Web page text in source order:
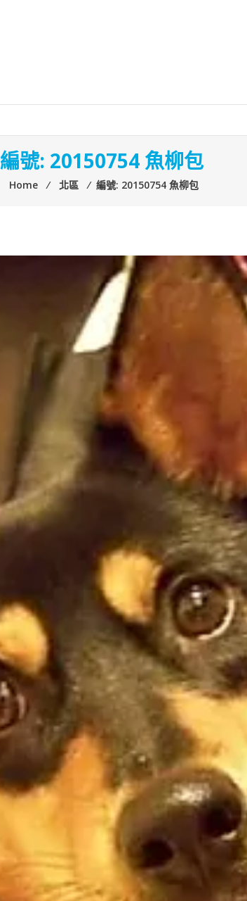
編號: 20150754 魚柳包
Home ⁄ 北區 ⁄ 編號: 20150754 魚柳包